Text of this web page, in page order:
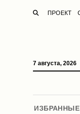
ПОИСК
ПРОЕКТ
7 августа, 2026
ИЗБРАННЫЕ